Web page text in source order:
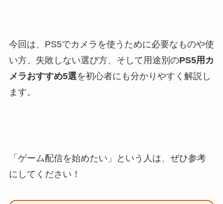
今回は、PS5でカメラを使うために必要なものや使
い方、失敗しない選び方、そして用途別のPS5用カ
メラおすすめ5選を初心者にも分かりやすく解説し
ます。
「ゲーム配信を始めたい」という人は、ぜひ参考
にしてください！